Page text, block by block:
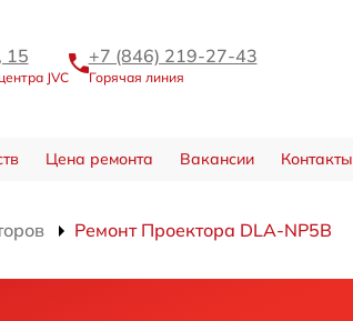
15
JVC
+7 (846) 219-27-43
Горячая линия
Цена ремонта Вакансии Контакты
Ремонт Проектора DLA-NP5B